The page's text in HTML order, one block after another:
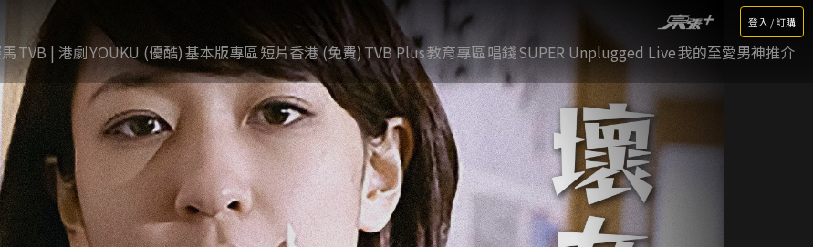
登入 / 訂購
TVB | 港劇YOUKU (優酷)基本版專區短片香港 (免費)TVB Plus教育專區唱錢SUPER Unplugged Live我的至愛男神推介